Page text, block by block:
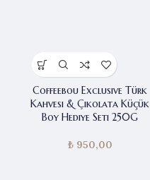
Coffeebou Exclusive Türk
Kahvesi & Çikolata Küçük
Boy Hediye Seti 250G
₺950,00